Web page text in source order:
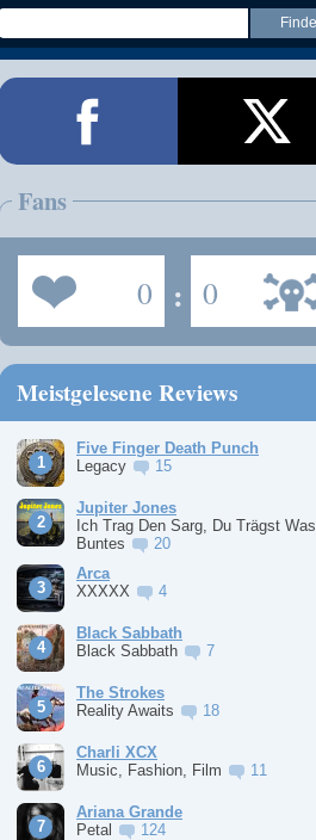
Fans
0 : 0
Meistgelesene Reviews
Five Finger Death Punch
Legacy
15
Jupiter Jones
Ich Trag Den Sarg, Du Trägst Was
Buntes
20
Arca
XXXXX
4
Black Sabbath
Black Sabbath
7
The Strokes
Reality Awaits
18
Charli XCX
Music, Fashion, Film
11
Ariana Grande
Petal
124